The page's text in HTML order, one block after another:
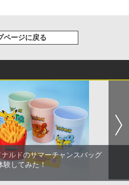
ページに戻る
ルドのサマーチャンスバッグ
験してみた！